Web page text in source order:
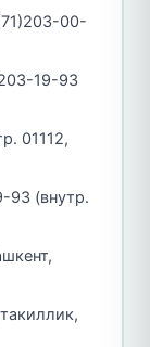
00-
19-93
01112,
93 (внутр.